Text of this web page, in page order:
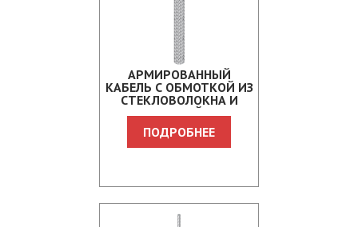
АРМИРОВАННЫЙ
КАБЕЛЬ С ОБМОТКОЙ ИЗ
СТЕКЛОВОЛОКНА И
ОПЛЕТКОЙ ИЗ
СТЕКЛОВОЛОКНА
CNCCMST
ПОДРОБНЕЕ